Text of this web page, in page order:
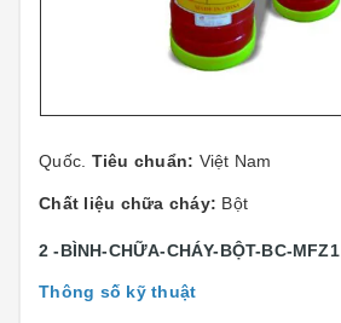
Quốc. Tiêu chuẩn: Việt Nam
Chất liệu chữa cháy: Bột
2 -BÌNH-CHỮA-CHÁY-BỘT-BC-MFZ1
Thông số kỹ thuật